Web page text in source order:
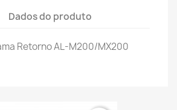
Dados do produto
Retorno AL-M200/MX200